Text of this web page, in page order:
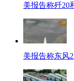
美报告称歼20
美报告称东风